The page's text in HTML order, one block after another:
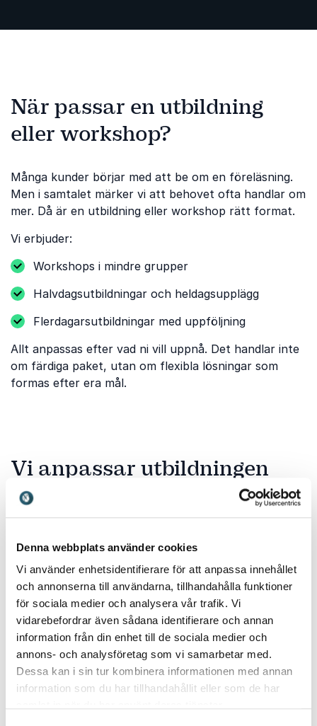
Denna webbplats använder cookies
Vi använder enhetsidentifierare för att anpassa innehållet
och annonserna till användarna, tillhandahålla funktioner
för sociala medier och analysera vår trafik. Vi
vidarebefordrar även sådana identifierare och annan
information från din enhet till de sociala medier och
annons- och analysföretag som vi samarbetar med.
Dessa kan i sin tur kombinera informationen med annan
information som du har tillhandahållit eller som de har
När passar en utbildning
eller workshop?
Många kunder börjar med att be om en föreläsning.
Men i samtalet märker vi att behovet ofta handlar om
mer. Då är en utbildning eller workshop rätt format.
Vi erbjuder:
Workshops i mindre grupper
Halvdagsutbildningar och heldagsupplägg
Flerdagarsutbildningar med uppföljning
Allt anpassas efter vad ni vill uppnå. Det handlar inte
om färdiga paket, utan om flexibla lösningar som
formas efter era mål.
Vi anpassar utbildningen
efter dina behov
vi utbildningen tillsammans med dig. Det kan handla
om att fördjupa ett ämne efter en föreläsning eller
att börja direkt med ett mer interaktivt upplägg.
Många av våra föreläsare är också vana utbildare. De
har lång erfarenhet av att facilitera grupper och
skapa engagemang i både små och stora
sammanhang.
Vi har redan genomfört många utbildningsinsatser,